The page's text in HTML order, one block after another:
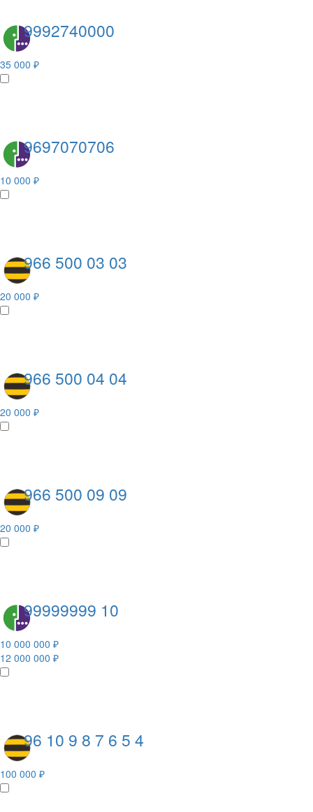
9992740000
35 000 ₽
9697070706
10 000 ₽
966 500 03 03
20 000 ₽
966 500 04 04
20 000 ₽
966 500 09 09
20 000 ₽
99999999 10
10 000 000 ₽
12 000 000 ₽
96 10 9 8 7 6 5 4
100 000 ₽